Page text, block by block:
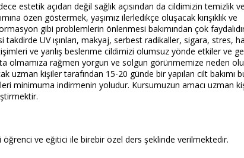
estetik açıdan değil sağlık açısından da cildimizin temizlik
özen göstermek, yaşımız ilerledikçe oluşacak kırışıklık ve
gibi problemlerin önlenmesi bakımından çok
takdirde UV ışınları, makyaj, serbest radikaller, sigara, stres,
ve yanlış beslenme cildimizi olumsuz yönde etkiler ve
olmamıza rağmen yorgun ve solgun görünmemize neden
uzman kişiler tarafından 15-20 günde bir yapılan cilt bakımı
minimuma indirmenin yoludur. Kursumuzun amacı uzman
ve eğitici ile birebir özel ders şeklinde verilmektedir.